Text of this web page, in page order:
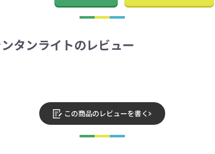
タンライトのレビュー
この商品のレビューを書く